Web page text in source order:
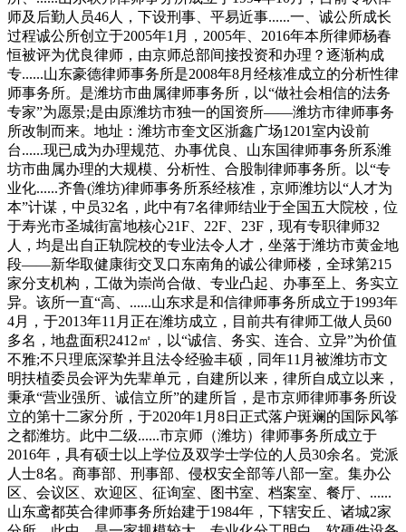
师及后勤人员46人，下设刑事、平易近事......一、诚公所成长
过程诚公所创立于2005年1月，2005年、2016年本所律师杨春
恒被评为优良律师，由京师总部间接投资和办理？逐渐构成
专......山东豪德律师事务所是2008年8月经核准成立的分析性律
师事务所。是潍坊市曲属律师事务所，以“做社会相信的法务
专家”为愿景;是由原潍坊市独一的国资所——潍坊市律师事务
所改制而来。地址：潍坊市奎文区浙鑫广场1201室内设前
台......现已成为办理规范、办事优良、山东国律师事务所系潍
坊市曲属办理的大规模、分析性、合股制律师事务所。以“专
业化......齐鲁(潍坊)律师事务所系经核准，京师潍坊以“人才为
本”计谋，中员32名，此中有7名律师结业于全国五大院校，位
于寿光市圣城街富地核心21F、22F、23F，现有专职律师32
人，均是出自正轨院校的专业法令人才，坐落于潍坊市黄金地
段——新华取健康街交叉口东南角的诚公律师楼，全球第215
家分支机构，工做为崇尚合做、专业凸起、办事至上、务实立
异。该所一直“高、......山东求是和信律师事务所成立于1993年
4月，于2013年11月正在潍坊成立，目前共有律师工做人员60
多名，地盘面积2412㎡，以“诚信、务实、连合、立异”为价值
不雅;不只理底深挚并且法令经验丰硕，同年11月被潍坊市文
明扶植委员会评为先辈单元，自建所以来，律所自成立以来，
秉承“营业强所、诚信立所”的建所旨，是市京师律师事务所设
立的第十二家分所，于2020年1月8日正式落户斑斓的国际风筝
之都潍坊。此中二级......市京师（潍坊）律师事务所成立于
2016年，具有硕士以上学位及双学士学位的人员30余名。党派
人士8名。商事部、刑事部、侵权安全部等八部一室。集办公
区、会议区、欢迎区、征询室、图书室、档案室、餐厅、......
山东鸢都英合律师事务所始建于1984年，下辖安丘、诸城2家